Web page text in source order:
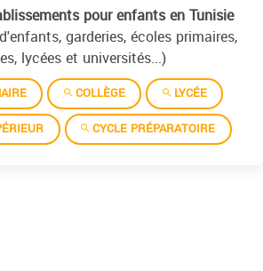
pour enfants en Tunisie
garderies, écoles primaires,
lycées et universités...)
COLLÈGE
LYCÉE
CYCLE PRÉPARATOIRE